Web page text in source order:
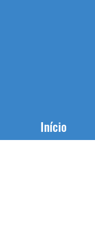
Início